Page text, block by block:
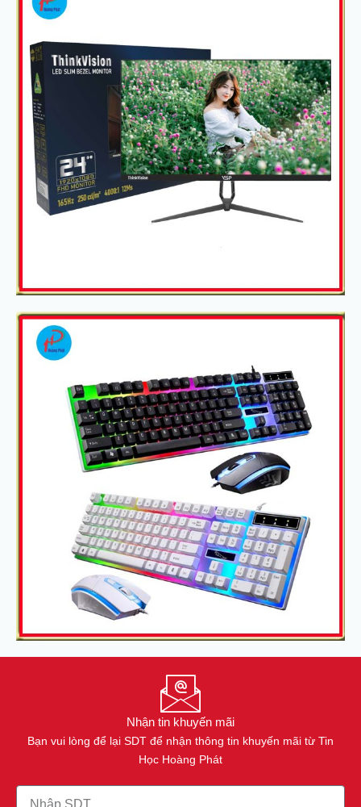
Nhận tin khuyến mãi
Bạn vui lòng để lại SDT để nhận thông tin khuyến mãi từ Tin
Học Hoàng Phát